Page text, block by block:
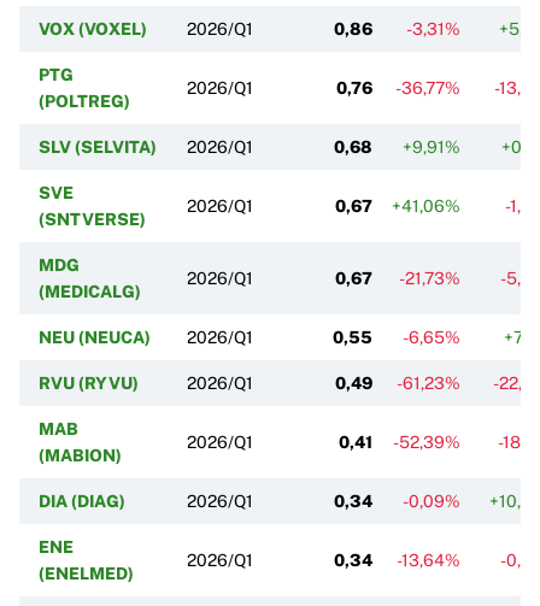
VOX (VOXEL) 2026/Q1 0,86 -3,31%
PTG
(POLTREG)
2026/Q1 0,76 -36,77% -
SLV (SELVITA) 2026/Q1 0,68 +9,91%
SVE
(SNTVERSE)
2026/Q1 0,67 +41,06% -
MDG
(MEDICALG)
2026/Q1 0,67 -21,73% -
NEU (NEUCA) 2026/Q1 0,55 -6,65%
RVU (RYVU) 2026/Q1 0,49 -61,23% -
MAB
(MABION)
2026/Q1 0,41 -52,39% -
DIA (DIAG) 2026/Q1 0,34 -0,09%
ENE
(ENELMED)
2026/Q1 0,34 -13,64% -